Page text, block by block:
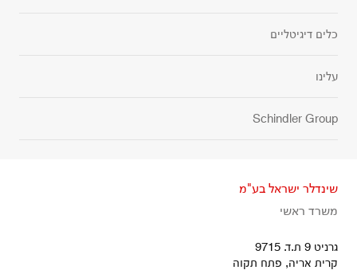
כלים דיגיטליים
עלינו
Schindler Group
שינדלר ישראל בע"מ
משרד ראשי
גרניט 9 ת.ד. 9715
קרית אריה, פתח תקוה